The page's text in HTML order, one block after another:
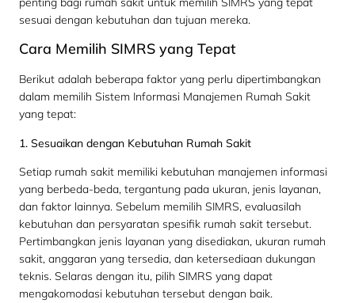
sesuai dengan kebutuhan dan tujuan mereka.
Cara Memilih SIMRS yang Tepat
Berikut adalah beberapa faktor yang perlu dipertimbangkan
dalam memilih Sistem Informasi Manajemen Rumah Sakit
yang tepat:
1. Sesuaikan dengan Kebutuhan Rumah Sakit
Setiap rumah sakit memiliki kebutuhan manajemen informasi
yang berbeda-beda, tergantung pada ukuran, jenis layanan,
dan faktor lainnya. Sebelum memilih SIMRS, evaluasilah
kebutuhan dan persyaratan spesifik rumah sakit tersebut.
Pertimbangkan jenis layanan yang disediakan, ukuran rumah
sakit, anggaran yang tersedia, dan ketersediaan dukungan
teknis. Selaras dengan itu, pilih SIMRS yang dapat
mengakomodasi kebutuhan tersebut dengan baik.